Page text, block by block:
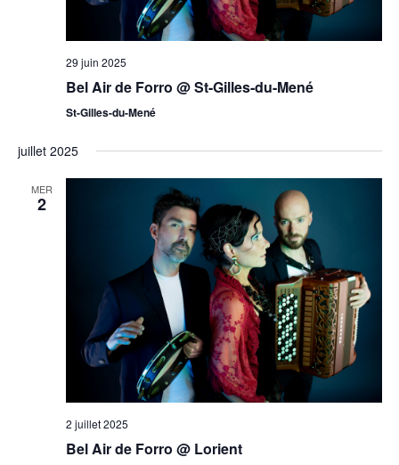
29 juin 2025
Bel Air de Forro @ St-Gilles-du-Mené
St-Gilles-du-Mené
juillet 2025
MER
2
2 juillet 2025
Bel Air de Forro @ Lorient